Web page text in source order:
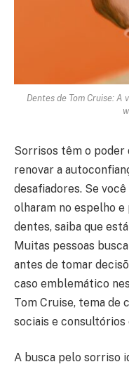
Dentes de Tom Cruise: A
Sorrisos têm o
renovar a
desafiadores. Se
olharam no espelho
dentes, saiba que
Muitas pessoas
antes de tomar
caso emblemático
Tom Cruise, tema de
sociais e
A busca pelo sorriso